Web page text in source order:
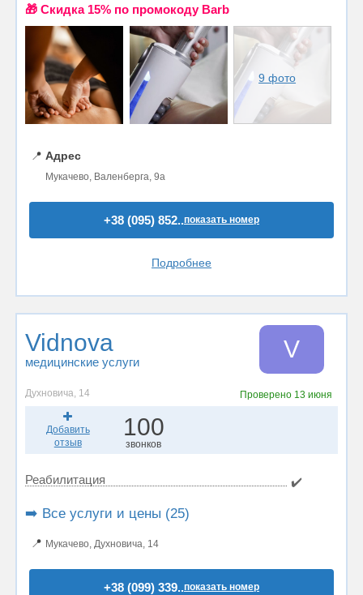
🎁 Cкидка 15% по промокоду Barb
9 фото
📍 Адрес
Мукачево, Валенберга, 9а
+38 (095) 852..показать номер
Подробнее
Vidnova
медицинские услуги V
Духновича, 14 Проверено 13 июня
Добавить
отзыв
100
звонков
Реабилитация ✔️
➡️ Все услуги и цены (25)
📍 Мукачево, Духновича, 14
+38 (099) 339..показать номер